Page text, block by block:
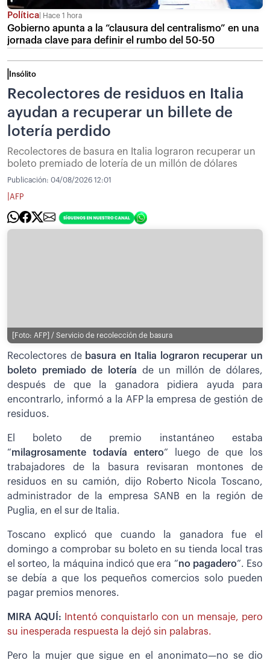
Política Hace 1 hora
Gobierno apunta a la “clausura del centralismo” en una
jornada clave para definir el rumbo del 50-50
Insólito
Recolectores de residuos en Italia
ayudan a recuperar un billete de
lotería perdido
Recolectores de basura en Italia lograron recuperar un
boleto premiado de lotería de un millón de dólares
Publicación: 04/08/2026 12:01
AFP
[Foto: AFP] / Servicio de recolección de basura
Recolectores de basura en Italia lograron recuperar un
boleto premiado de lotería de un millón de dólares,
después de que la ganadora pidiera ayuda para
encontrarlo, informó a la AFP la empresa de gestión de
residuos.
El boleto de premio instantáneo estaba
“milagrosamente todavía entero” luego de que los
trabajadores de la basura revisaran montones de
residuos en su camión, dijo Roberto Nicola Toscano,
administrador de la empresa SANB en la región de
Puglia, en el sur de Italia.
Toscano explicó que cuando la ganadora fue el
domingo a comprobar su boleto en su tienda local tras
el sorteo, la máquina indicó que era “no pagadero”. Eso
se debía a que los pequeños comercios solo pueden
pagar premios menores.
MIRA AQUÍ:
Intentó conquistarlo con un mensaje, pero
su inesperada respuesta la dejó sin palabras.
Pero la mujer que sigue en el anonimato—no se dio